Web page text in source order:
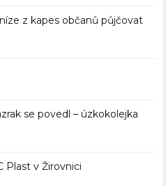
z kapes občanů půjčovat
se povedl – úzkokolejka
Plast v Žirovnici